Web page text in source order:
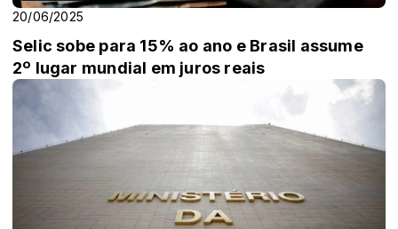
20/06/2025
Selic sobe para 15% ao ano e Brasil assume
2º lugar mundial em juros reais